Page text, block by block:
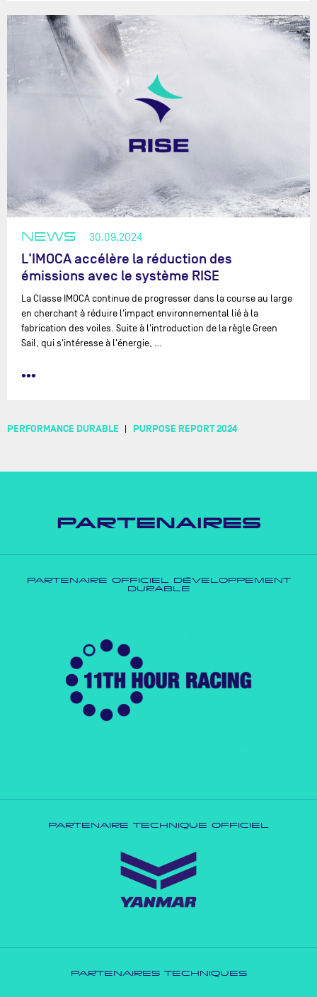
NEWS 30.09.2024
L'IMOCA accélère la réduction des
émissions avec le système RISE
La Classe IMOCA continue de progresser dans la course au large
en cherchant à réduire l'impact environnemental lié à la
fabrication des voiles. Suite à l'introduction de la règle Green
Sail, qui s'intéresse à l'énergie, …
•••
PERFORMANCE DURABLE PURPOSE REPORT 2024
PARTENAIRES
PARTENAIRE OFFICIEL DÉVELOPPEMENT
DURABLE
PARTENAIRE TECHNIQUE OFFICIEL
PARTENAIRES TECHNIQUES